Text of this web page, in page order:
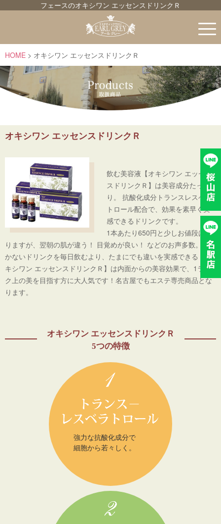
フェースのオキシワン エッセンスドリンクＲ
HOME オキシワン エッセンスドリンクＲ
オキシワン エッセンスドリンクＲ
飲む美容液【オキシワン エッセン
スドリンクＲ】は美容成分たっぷ
り。 抗酸化成分トランスレスベラ
トロール配合で、効果を素早く実
感できるドリンクです。
1本あたり650円と少しお値段は張
りますが、翌朝の肌が違う！ 目覚めが良い！ などのお声多数。 効
かないドリンクを毎日飲むより、たまにでも違いを実感できる【オ
キシワン エッセンスドリンクＲ】は内面からの美容効果で、1ラン
ク上の美を目指す方に大人気です！名古屋でもエステ専売商品とな
ります。
オキシワン エッセンスドリンクＲ
5つの特徴
強力な抗酸化成分で
細胞から若々しく。